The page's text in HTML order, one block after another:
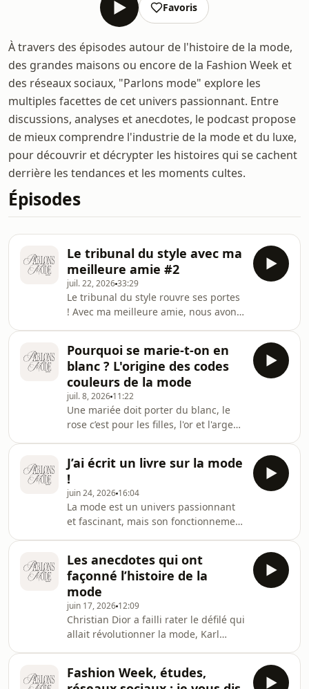
Favoris
À travers des épisodes autour de l'histoire de la mode,
des grandes maisons ou encore de la Fashion Week et
des réseaux sociaux, "Parlons mode" explore les
multiples facettes de cet univers passionnant. Entre
discussions, analyses et anecdotes, le podcast propose
de mieux comprendre l'industrie de la mode et du luxe,
pour découvrir et décrypter les histoires qui se cachent
derrière les tendances et les moments cultes.
Épisodes
Le tribunal du style avec ma
meilleure amie #2
juil. 22, 202633:29
Le tribunal du style rouvre ses portes
! Avec ma meilleure amie, nous avons
les grandes questions de la mode :
quelle pièce ne devrait jamais revenir
à la mode ? Faut-il souffrir pour être
belle ? Ou encore faut-il dire à
quelqu'un qu’il est mal habillé ? Entre
rires et confessions, on vous donne
notre avis en toute transparenc
Pourquoi se marie-t-on en
blanc ? L'origine des codes
couleurs de la mode
juil. 8, 2026 11:22
Une mariée doit porter du blanc, le
rose c’est pour les filles, l'or et l'argent
avoir toujours existé. Pourtant,
aucune d’elle n'est arrivée par hasard
et derrière chacune de ses "règles" se
cache une histoire qui remonte
parfois à plusieurs siècles. Dans cet
épisode, je vous raconte l'origine de
quatre des plus grands codes vest
J’ai écrit un livre sur la mode
!
juin 24, 2026 16:04
La mode est un univers passionnant
et fascinant, mais son fonctionnement
luxe se cache un écosystème riche et
complexe, dont les codes ne sont pas
toujours évidents à comprendre. Au fil
de mes expériences, je me suis rendu
compte que l’on utilise souvent
certains termes sans réellement en
connaître l’origine ou la significa
Les anecdotes qui ont
façonné l’histoire de la
mode
juin 17, 2026 12:09
Christian Dior a failli rater le défilé qui
allait révolutionner la mode, Karl
Laurent a pris la tête de Dior à
Fashion Week, études,